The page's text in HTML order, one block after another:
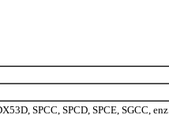
SPCC, SPCD, SPCE, SGCC, enz.